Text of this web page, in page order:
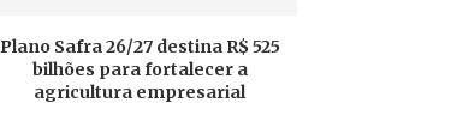
Plano Safra 26/27 destina R$ 525
bilhões para fortalecer a
agricultura empresarial